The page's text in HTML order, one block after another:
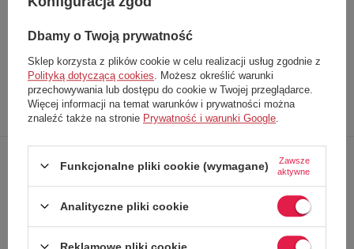
Kod produktu
04240 HIDE
Opis
produktu
Dokładne
dane
Zapytaj o
produkt
Napisz
swoją opinię
Damskie spodenki markiBrixton
Wykonane zwysokiej jakości materiałów
Dbamy o Twoją prywatność
Sklep korzysta z plików cookie w celu realizacji usług zgodnie z
Polityką dotyczącą cookies . Możesz określić warunki
przechowywania lub dostępu do cookie w Twojej przeglądarce.
Więcej informacji na temat warunków i prywatności można
znaleźć także na stronie Prywatność i warunki Google
Funkcjonalne pliki cookie (wymagane)
Zawsze
aktywne
Analityczne pliki cookie
Reklamowe pliki cookie